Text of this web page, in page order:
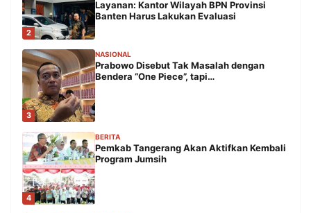
2
Layanan: Kantor Wilayah BPN Provinsi
Banten Harus Lakukan Evaluasi
3
NASIONAL
Prabowo Disebut Tak Masalah dengan
Bendera “One Piece”, tapi…
4
BERITA
Pemkab Tangerang Akan Aktifkan Kembali
Program Jumsih